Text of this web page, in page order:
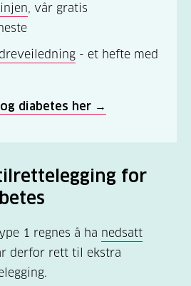
, vår gratis
- et hefte med
diabetes her →
for
1 regnes å ha nedsatt
derfor rett til ekstra